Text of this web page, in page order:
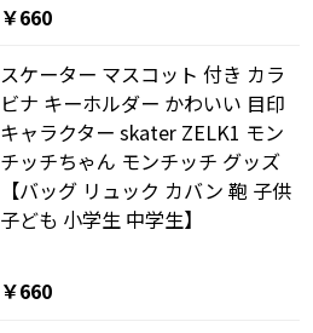
￥660
スケーター マスコット 付き カラ
ビナ キーホルダー かわいい 目印
キャラクター skater ZELK1 モン
チッチちゃん モンチッチ グッズ
【バッグ リュック カバン 鞄 子供
子ども 小学生 中学生】
￥660